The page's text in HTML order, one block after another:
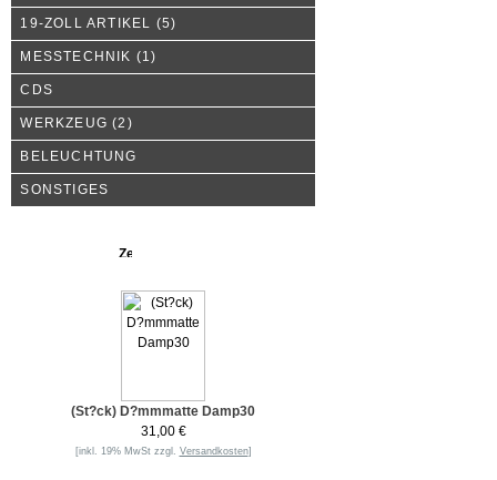
19-ZOLL ARTIKEL (5)
MESSTECHNIK (1)
CDS
WERKZEUG (2)
BELEUCHTUNG
SONSTIGES
(St?ck) D?mmmatte Damp30
31,00 €
[inkl. 19% MwSt zzgl. Versandkosten]